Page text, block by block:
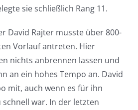
sie schließlich Rang 11.
David Rajter musste über 800-
Vorlauf antreten. Hier
nichts anbrennen lassen und
an ein hohes Tempo an. David
mit, auch wenn es für ihn
war. In der letzten